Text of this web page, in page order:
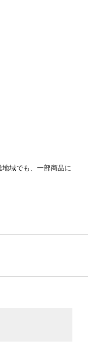
域でも、一部商品に